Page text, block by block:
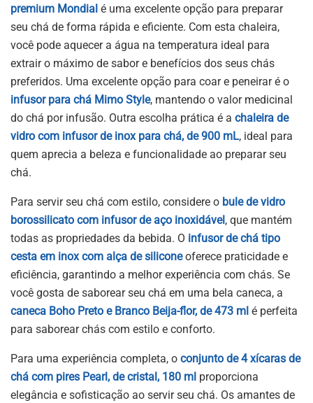
premium Mondial é uma excelente opção para preparar
seu chá de forma rápida e eficiente. Com esta chaleira,
você pode aquecer a água na temperatura ideal para
extrair o máximo de sabor e benefícios dos seus chás
preferidos. Uma excelente opção para coar e peneirar é o
infusor para chá Mimo Style, mantendo o valor medicinal
do chá por infusão. Outra escolha prática é a chaleira de
vidro com infusor de inox para chá, de 900 mL, ideal para
quem aprecia a beleza e funcionalidade ao preparar seu
chá.
Para servir seu chá com estilo, considere o bule de vidro
borossilicato com infusor de aço inoxidável , que mantém
todas as propriedades da bebida. O infusor de chá tipo
cesta em inox com alça de siliconeoferece praticidade e
eficiência, garantindo a melhor experiência com chás. Se
você gosta de saborear seu chá em uma bela caneca, a
caneca Boho Preto e Branco Beija-flor, de 473 ml é perfeita
para saborear chás com estilo e conforto.
Para uma experiência completa, o conjunto de 4 xícaras de
chá com pires Pearl, de cristal, 180 ml proporciona
elegância e sofisticação ao servir seu chá. Os amantes de